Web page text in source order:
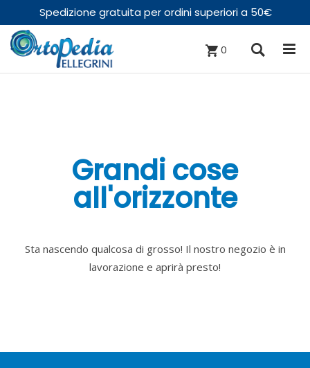
Spedizione gratuita per ordini superiori a 50€
0
Grandi cose
all'orizzonte
Sta nascendo qualcosa di grosso! Il nostro negozio è in
lavorazione e aprirà presto!